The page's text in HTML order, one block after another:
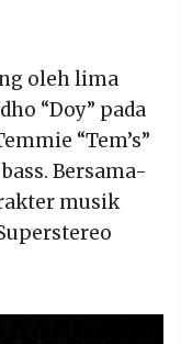
oleh lima
“Doy” pada
“Tem’s”
Bersama-
musik